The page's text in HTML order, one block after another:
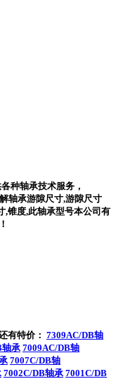
种轴承技术服务，
轴承游隙尺寸,游隙尺寸
,锥度,此轴承型号本公司有
有特价： 7309AC/DB轴
轴承 7009AC/DB轴
7007C/DB轴
7002C/DB轴承 7001C/DB